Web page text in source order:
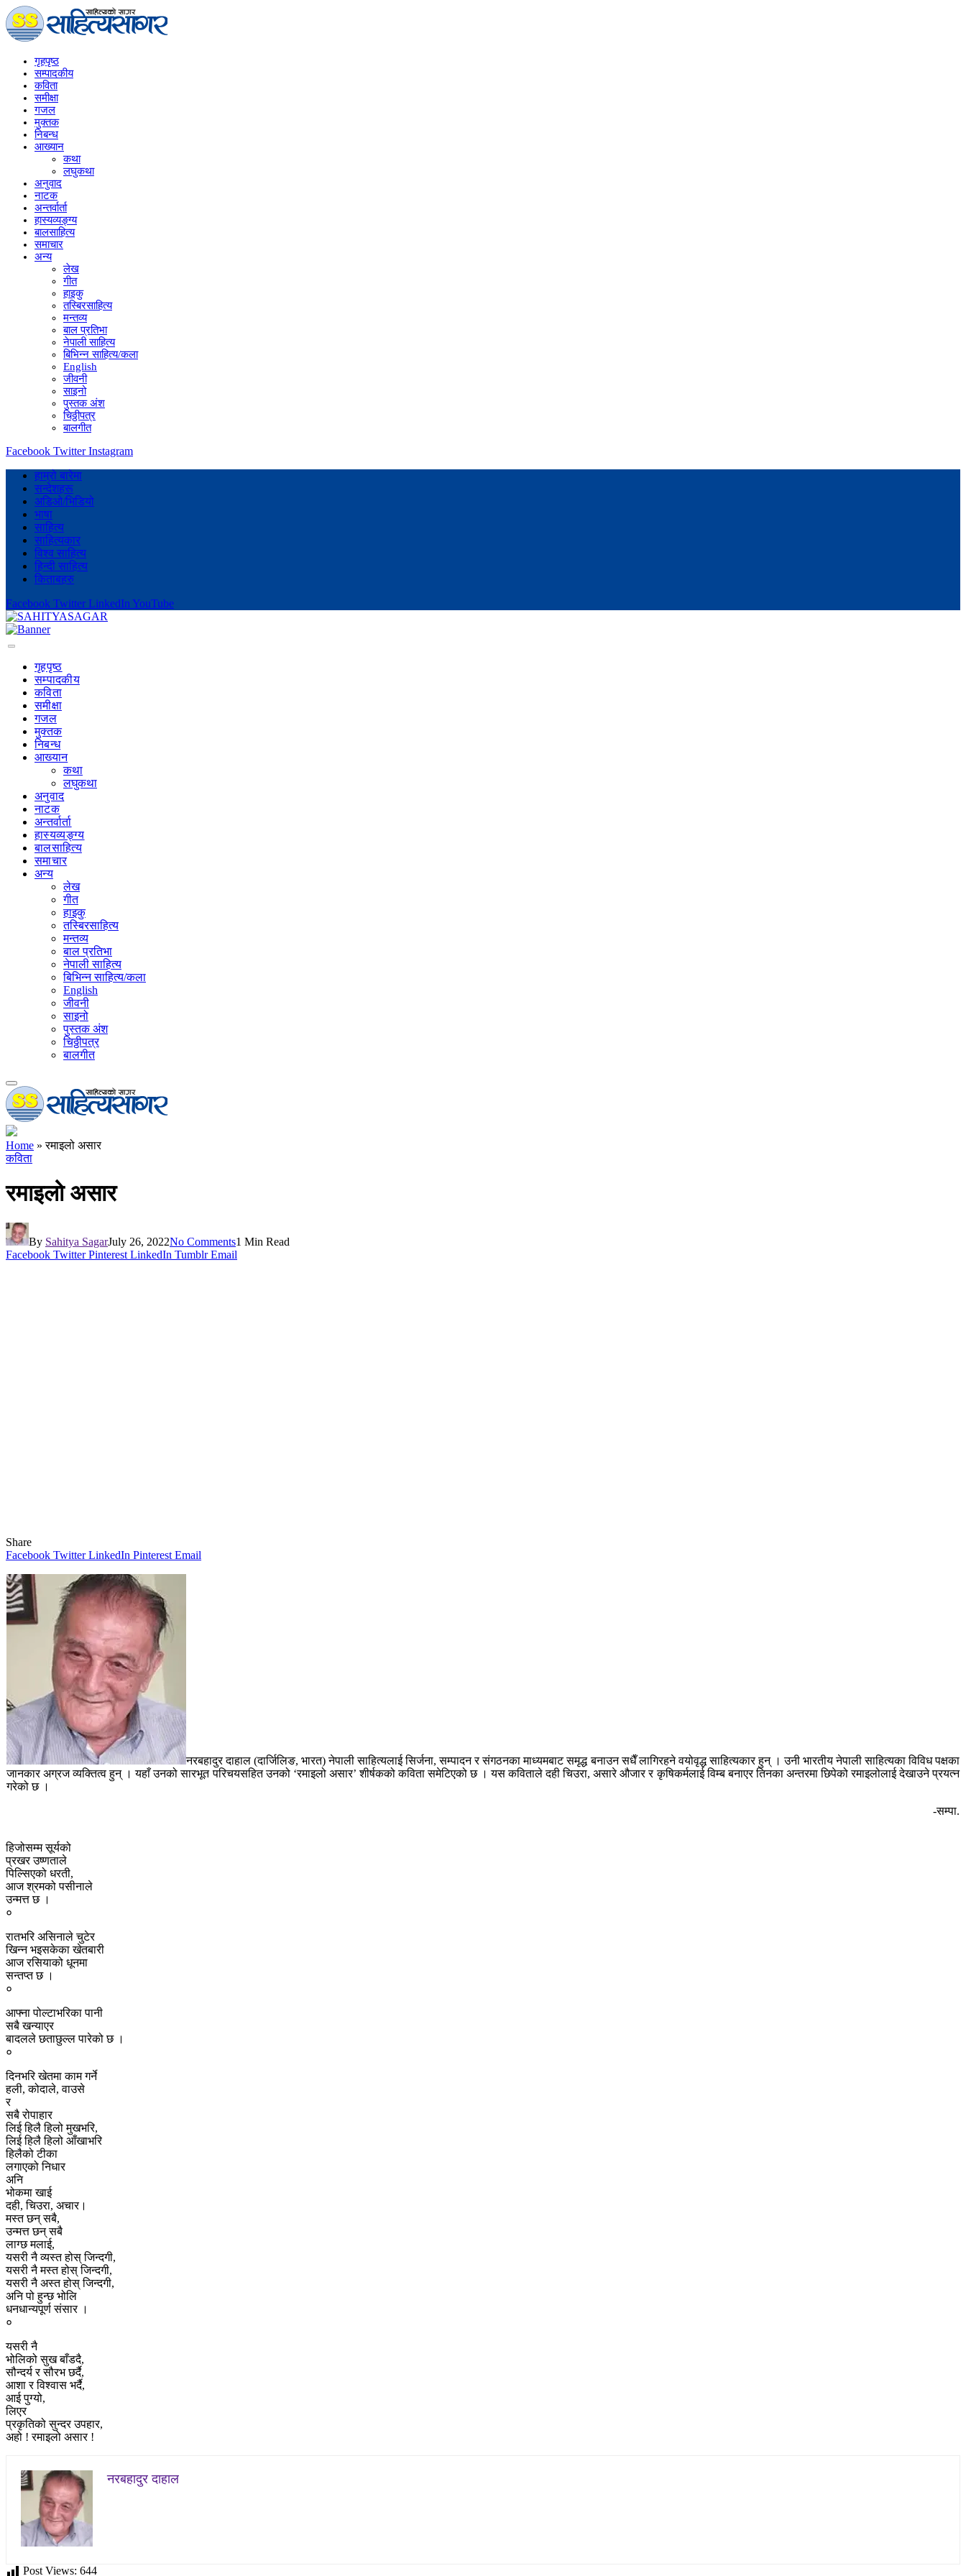
गृहपृष्‍ठ
सम्पादकीय
कविता
समीक्षा
गजल
मुक्तक
निबन्ध
आख्यान
कथा
लघुकथा
अनुवाद
नाटक
अन्तर्वार्ता
हास्यव्यङ्ग्य
बालसाहित्य
समाचार
अन्य
लेख
गीत
हाइकु
तस्बिरसाहित्य
मन्तव्य
बाल प्रतिभा
नेपाली साहित्य
बिभिन्न साहित्य/कला
English
जीवनी
साइनो
पुस्तक अंश
चिठ्ठीपत्र
बालगीत
Facebook Twitter Instagram
हाम्रो बारेमा
सन्देशहरू
अडिओ/भिडियो
भाषा
साहित्य
साहित्यकार
विश्व साहित्य
हिन्दी साहित्य
किताबहरु
Facebook Twitter LinkedIn YouTube
गृहपृष्‍ठ
सम्पादकीय
कविता
समीक्षा
गजल
मुक्तक
निबन्ध
आख्यान
कथा
लघुकथा
अनुवाद
नाटक
अन्तर्वार्ता
हास्यव्यङ्ग्य
बालसाहित्य
समाचार
अन्य
लेख
गीत
हाइकु
तस्बिरसाहित्य
मन्तव्य
बाल प्रतिभा
नेपाली साहित्य
बिभिन्न साहित्य/कला
English
जीवनी
साइनो
पुस्तक अंश
चिठ्ठीपत्र
बालगीत
Home »रमाइलो असार
कविता
रमाइलो असार
By Sahitya SagarJuly 26, 2022No Comments1 Min Read
Facebook Twitter Pinterest LinkedIn Tumblr Email
Share
Facebook Twitter LinkedIn Pinterest Email
नरबहादुर दाहाल (दार्जिलिङ, भारत) नेपाली साहित्यलाई सिर्जना, सम्पादन र संगठनका माध्यमबाट समृद्ध बनाउन सधैँ लागिरहने वयोवृद्ध साहित्यकार हुन् । उनी भारतीय नेपाली साहित्यका विविध पक्षका
जानकार अग्रज व्यक्तित्व हुन् । यहाँ उनको सारभूत परिचयसहित उनको ‘रमाइलो असार’ शीर्षकको कविता समेटिएको छ । यस कविताले दही चिउरा, असारे औजार र कृषिकर्मलाई विम्ब बनाएर तिनका अन्तरमा छिपेको रमाइलोलाई देखाउने प्रयत्न
गरेको छ ।
-सम्पा.
हिजोसम्म सूर्यको
प्रखर उष्णताले
पिल्सिएको धरती,
आज श्रमको पसीनाले
उन्मत्त छ ।
०
रातभरि असिनाले चुटेर
खिन्न भइसकेका खेतबारी
आज रसियाको धूनमा
सन्तप्त छ ।
०
आफ्ना पोल्टाभरिका पानी
सबै खन्याएर
बादलले छताछुल्ल पारेको छ ।
०
दिनभरि खेतमा काम गर्ने
हली, कोदाले, वाउसे
र
सबै रोपाहार
लिई हिलै हिलो मुखभरि,
लिई हिलै हिलो आँखाभरि
हिलैको टीका
लगाएको निधार
अनि
भोकमा खाई
दही, चिउरा, अचार।
मस्त छन् सबै,
उन्मत्त छन् सबै
लाग्छ मलाई,
यसरी नै व्यस्त होस् जिन्दगी,
यसरी नै मस्त होस् जिन्दगी,
यसरी नै अस्त होस् जिन्दगी,
अनि पो हुन्छ भोलि
धनधान्यपूर्ण संसार ।
०
यसरी नै
भोलिको सुख बाँडदै,
सौन्दर्य र सौरभ छर्दै,
आशा र विश्वास भर्दै,
आई पुग्यो,
लिएर
प्रकृतिको सुन्दर उपहार,
अहो ! रमाइलो असार !
नरबहादुर दाहाल
Post Views: 644